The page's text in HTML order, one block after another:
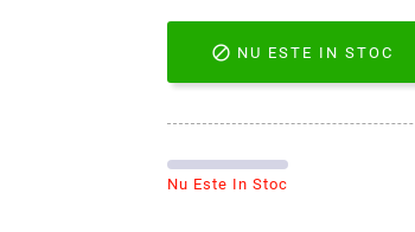
 NU ESTE IN STOC
Nu Este In Stoc